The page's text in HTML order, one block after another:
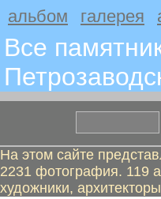
альбом галерея
Все
На этом сайте
2231 фотография. 119
художники,